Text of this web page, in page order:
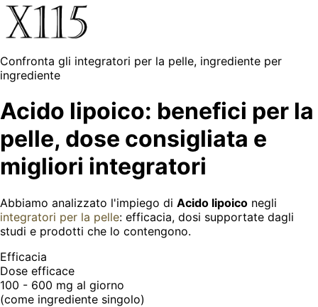
Confronta gli integratori per la pelle, ingrediente per
ingrediente
Acido lipoico: benefici per la
pelle, dose consigliata e
migliori integratori
Abbiamo analizzato l'impiego di Acido lipoico negli
integratori per la pelle: efficacia, dosi supportate dagli
studi e prodotti che lo contengono.
Efficacia
Dose efficace
100 - 600 mg al giorno
(come ingrediente singolo)